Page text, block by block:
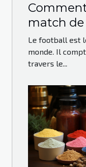
match
direct?
Le football est
monde. Il
travers le...